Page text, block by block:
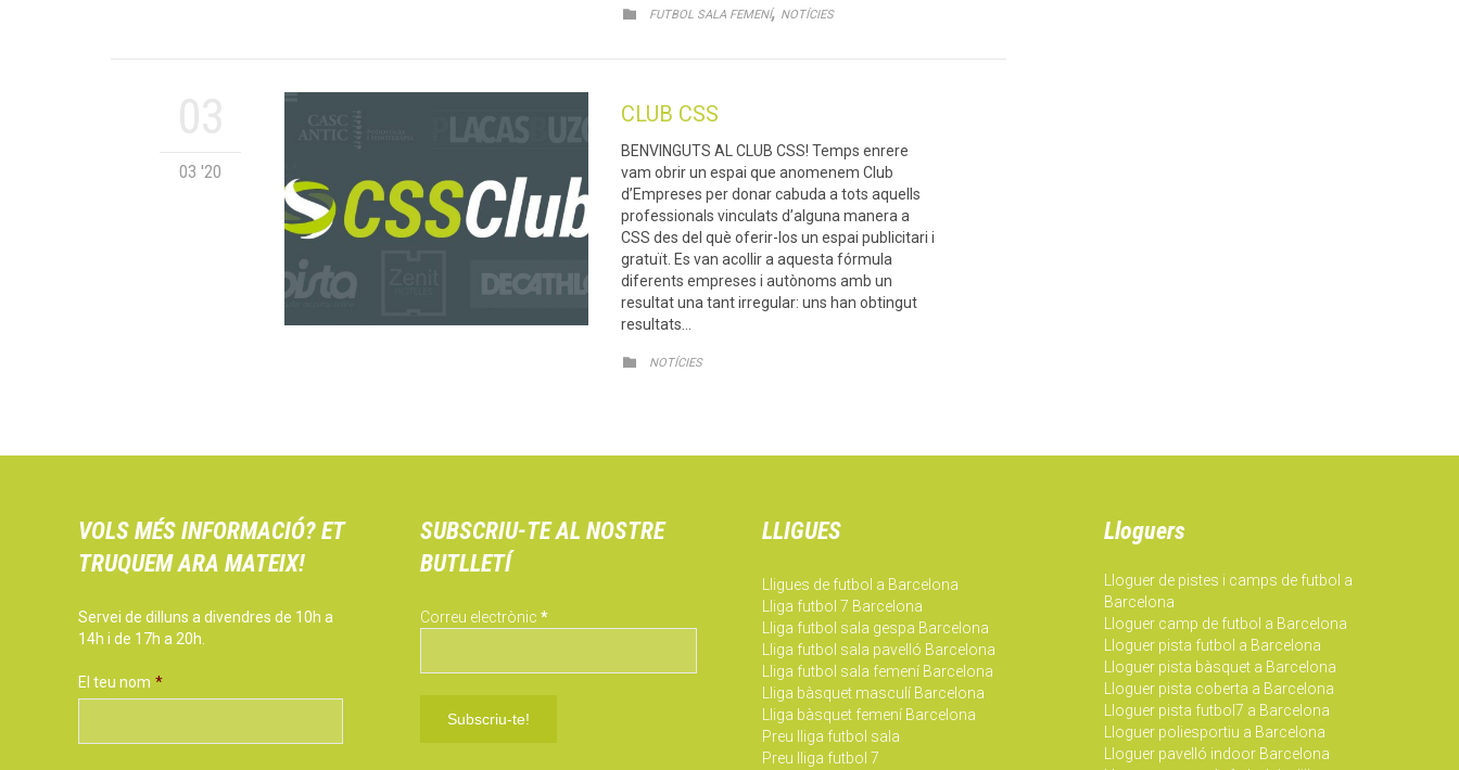
 CATEGORY
FUTBOL SALA FEMENÍ, NOTÍCIES
03 '20
CLUB CSS
BENVINGUTS AL CLUB CSS! Temps enrere
vam obrir un espai que anomenem Club
d’Empreses per donar cabuda a tots aquells
professionals vinculats d’alguna manera a
CSS des del què oferir-los un espai publicitari i
gratuït. Es van acollir a aquesta fórmula
diferents empreses i autònoms amb un
resultat una tant irregular: uns han obtingut
resultats…
 CATEGORY
NOTÍCIES
VOLS MÉS INFORMACIÓ? ET
TRUQUEM ARA MATEIX!
Servei de dilluns a divendres de 10h a
14h i de 17h a 20h.
El teu nom *
SUBSCRIU-TE AL NOSTRE
BUTLLETÍ
Correu electrònic *
LLIGUES
Lligues de futbol a Barcelona
Lliga futbol 7 Barcelona
Lliga futbol sala gespa Barcelona
Lliga futbol sala pavelló Barcelona
Lliga futbol sala femení Barcelona
Lliga bàsquet masculí Barcelona
Lliga bàsquet femení Barcelona
Preu lliga futbol sala
Preu lliga futbol 7
Lloguers
Lloguer de pistes i camps de futbol a
Barcelona
Lloguer camp de futbol a Barcelona
Lloguer pista futbol a Barcelona
Lloguer pista bàsquet a Barcelona
Lloguer pista coberta a Barcelona
Lloguer pista futbol7 a Barcelona
Lloguer poliesportiu a Barcelona
Lloguer pavelló indoor Barcelona